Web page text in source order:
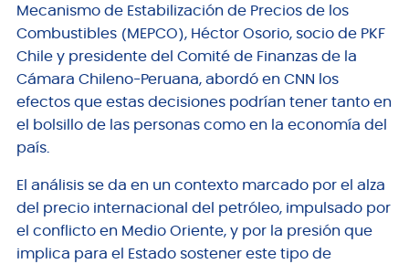
Mecanismo de Estabilización de Precios de los
Combustibles (MEPCO), Héctor Osorio, socio de PKF
Chile y presidente del Comité de Finanzas de la
Cámara Chileno-Peruana, abordó en CNN los
efectos que estas decisiones podrían tener tanto en
el bolsillo de las personas como en la economía del
país.
El análisis se da en un contexto marcado por el alza
del precio internacional del petróleo, impulsado por
el conflicto en Medio Oriente, y por la presión que
implica para el Estado sostener este tipo de